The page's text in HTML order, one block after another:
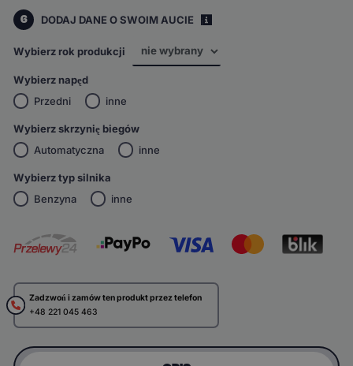
6 DODAJ DANE O SWOIM AUCIE
Wybierz rok produkcji
Wybierz napęd
Przedni
inne
Wybierz skrzynię biegów
Automatyczna
inne
Wybierz typ silnika
Benzyna
inne
Zadzwoń i zamów ten produkt przez telefon
+48 221 045 463